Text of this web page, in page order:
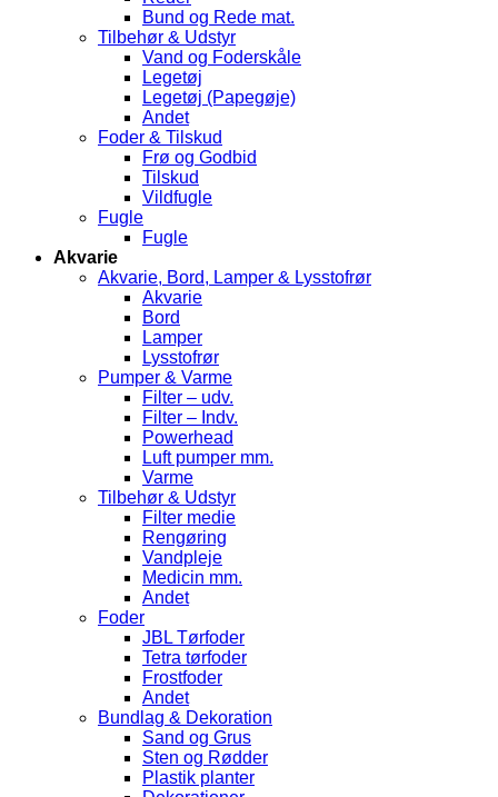
Bund og Rede mat.
Tilbehør & Udstyr
Vand og Foderskåle
Legetøj
Legetøj (Papegøje)
Andet
Foder & Tilskud
Frø og Godbid
Tilskud
Vildfugle
Fugle
Fugle
Akvarie
Akvarie, Bord, Lamper & Lysstofrør
Akvarie
Bord
Lamper
Lysstofrør
Pumper & Varme
Filter – udv.
Filter – Indv.
Powerhead
Luft pumper mm.
Varme
Tilbehør & Udstyr
Filter medie
Rengøring
Vandpleje
Medicin mm.
Andet
Foder
JBL Tørfoder
Tetra tørfoder
Frostfoder
Andet
Bundlag & Dekoration
Sand og Grus
Sten og Rødder
Plastik planter